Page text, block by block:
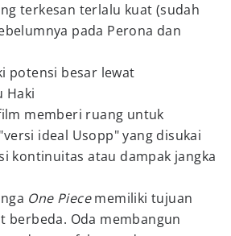
terkesan terlalu kuat (sudah
pada Perona dan
potensi besar lewat
Haki
memberi ruang untuk
ideal Usopp" yang disukai
kontinuitas atau dampak jangka
One Piecememiliki tujuan
berbeda. Oda membangun